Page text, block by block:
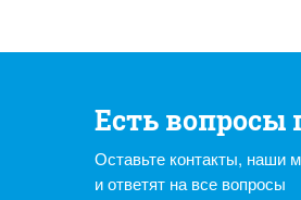
Есть вопросы
Оставьте контакты, наши
и ответят на все вопросы